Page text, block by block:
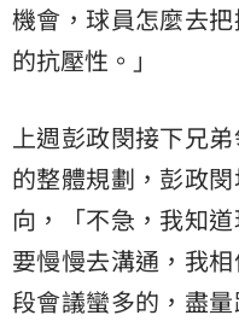
機會，球員怎麼去
的抗壓性。」
上週彭政閔接下兄
的整體規劃，彭政
向，「不急，我知
要慢慢去溝通，我
段會議蠻多的，盡